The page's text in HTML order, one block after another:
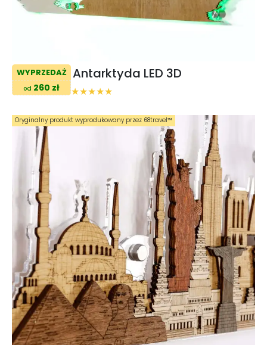
WYPRZEDAŻ
od 260 zł
Antarktyda LED 3D
Oryginalny produkt wyprodukowany przez 68travel™️